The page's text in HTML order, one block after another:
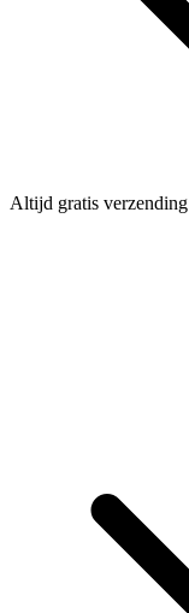
Altijd gratis verzending